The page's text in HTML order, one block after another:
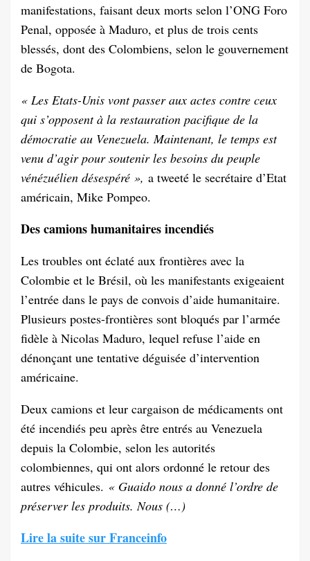
manifestations, faisant deux morts selon l’ONG Foro
Penal, opposée à Maduro, et plus de trois cents
blessés, dont des Colombiens, selon le gouvernement
de Bogota.
« Les Etats-Unis vont passer aux actes contre ceux
qui s’opposent à la restauration pacifique de la
démocratie au Venezuela. Maintenant, le temps est
venu d’agir pour soutenir les besoins du peuple
vénézuélien désespéré », a tweeté le secrétaire d’Etat
américain, Mike Pompeo.
Des camions humanitaires incendiés
Les troubles ont éclaté aux frontières avec la
Colombie et le Brésil, où les manifestants exigeaient
l’entrée dans le pays de convois d’aide humanitaire.
Plusieurs postes-frontières sont bloqués par l’armée
fidèle à Nicolas Maduro, lequel refuse l’aide en
dénonçant une tentative déguisée d’intervention
américaine.
Deux camions et leur cargaison de médicaments ont
été incendiés peu après être entrés au Venezuela
depuis la Colombie, selon les autorités
colombiennes, qui ont alors ordonné le retour des
autres véhicules. « Guaido nous a donné l’ordre de
préserver les produits. Nous (…)
Lire la suite sur Franceinfo